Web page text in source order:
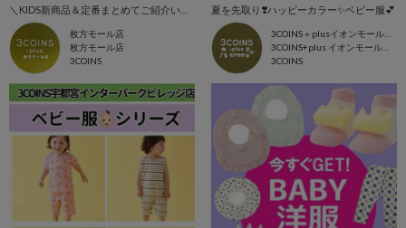
枚方モール店
枚方モール店
3COINS
夏を先取り❣️ハッピーカラー✨ベビー服💕
3COINS＋plusイオンモール北戸田店
3COINS+plus イオンモール北戸田店
3COINS